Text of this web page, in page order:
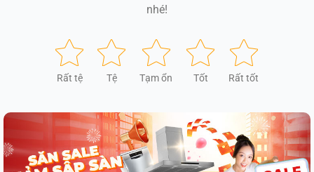
nhé!
Rất tệ Tệ Tạm ổn Tốt Rất tốt